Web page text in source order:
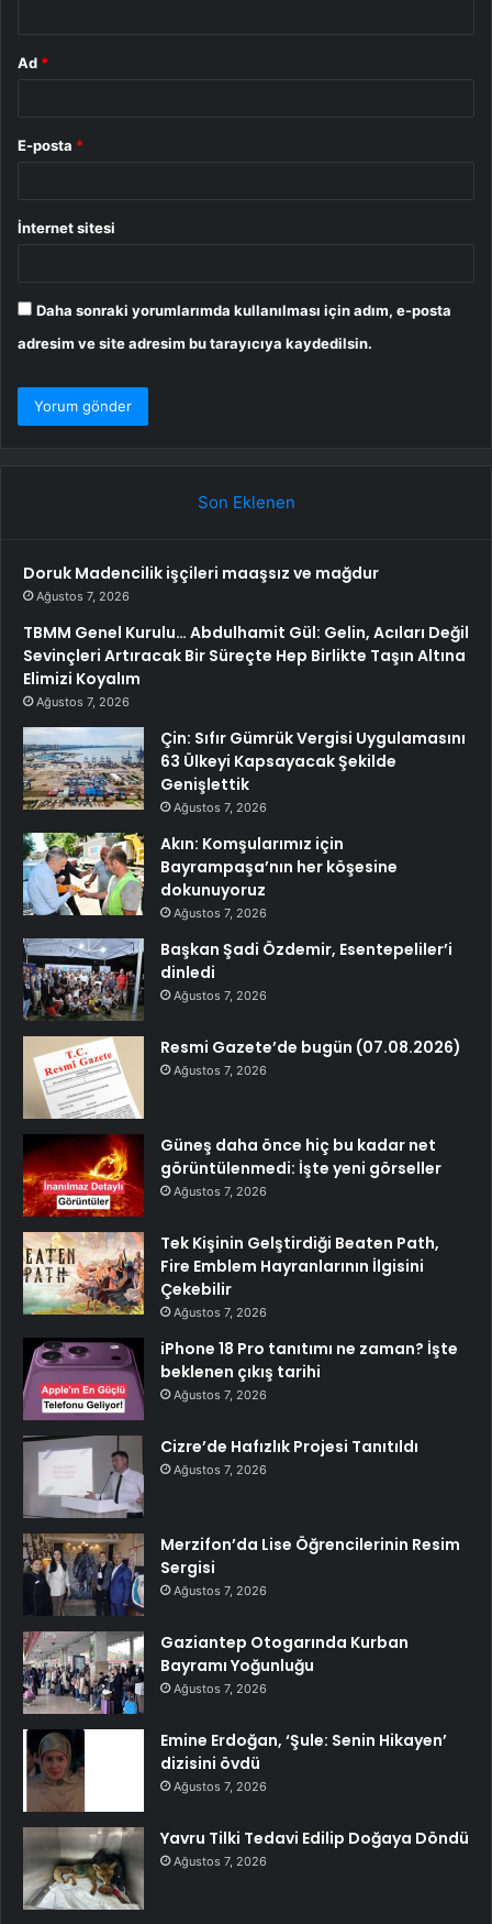
Ad *
E-posta *
İnternet sitesi
Daha sonraki yorumlarımda kullanılması için adım, e-posta
adresim ve site adresim bu tarayıcıya kaydedilsin.
Son Eklenen
Doruk Madencilik işçileri maaşsız ve mağdur
Ağustos 7, 2026
TBMM Genel Kurulu… Abdulhamit Gül: Gelin, Acıları Değil
Sevinçleri Artıracak Bir Süreçte Hep Birlikte Taşın Altına
Elimizi Koyalım
Ağustos 7, 2026
Çin: Sıfır Gümrük Vergisi Uygulamasını
63 Ülkeyi Kapsayacak Şekilde
Genişlettik
Ağustos 7, 2026
Akın: Komşularımız için
Bayrampaşa’nın her köşesine
dokunuyoruz
Ağustos 7, 2026
Başkan Şadi Özdemir, Esentepeliler’i
dinledi
Ağustos 7, 2026
Resmi Gazete’de bugün (07.08.2026)
Ağustos 7, 2026
Güneş daha önce hiç bu kadar net
görüntülenmedi: İşte yeni görseller
Ağustos 7, 2026
Tek Kişinin Gelştirdiği Beaten Path,
Fire Emblem Hayranlarının İlgisini
Çekebilir
Ağustos 7, 2026
iPhone 18 Pro tanıtımı ne zaman? İşte
beklenen çıkış tarihi
Ağustos 7, 2026
Cizre’de Hafızlık Projesi Tanıtıldı
Ağustos 7, 2026
Merzifon’da Lise Öğrencilerinin Resim
Sergisi
Ağustos 7, 2026
Gaziantep Otogarında Kurban
Bayramı Yoğunluğu
Ağustos 7, 2026
Emine Erdoğan, ‘Şule: Senin Hikayen’
dizisini övdü
Ağustos 7, 2026
Yavru Tilki Tedavi Edilip Doğaya Döndü
Ağustos 7, 2026